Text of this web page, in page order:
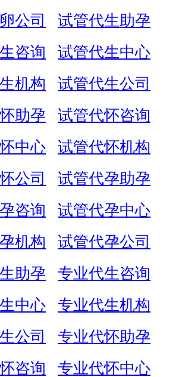
公司
试管代生助孕
咨询
试管代生中心
机构
试管代生公司
助孕
试管代怀咨询
中心
试管代怀机构
公司
试管代孕助孕
咨询
试管代孕中心
机构
试管代孕公司
助孕
专业代生咨询
中心
专业代生机构
公司
专业代怀助孕
咨询
专业代怀中心